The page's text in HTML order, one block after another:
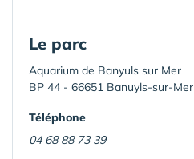
Le parc
Aquarium de Banyuls sur Mer
BP 44 - 66651 Banuyls-sur-Mer
Téléphone
04 68 88 73 39